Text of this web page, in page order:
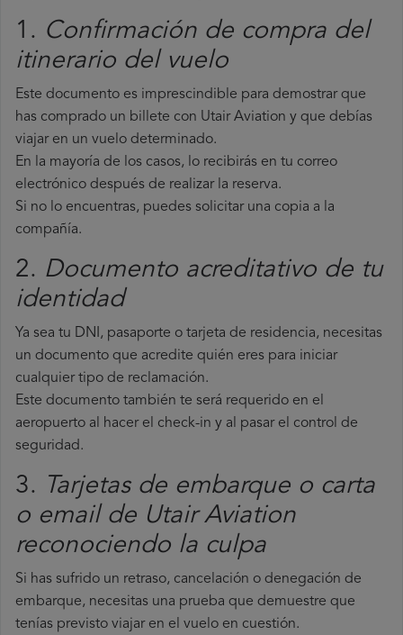
1. Confirmación de compra del
itinerario del vuelo
Este documento es imprescindible para demostrar que
has comprado un billete con Utair Aviation y que debías
viajar en un vuelo determinado.
En la mayoría de los casos, lo recibirás en tu correo
electrónico después de realizar la reserva.
Si no lo encuentras, puedes solicitar una copia a la
compañía.
2. Documento acreditativo de tu
identidad
Ya sea tu DNI, pasaporte o tarjeta de residencia, necesitas
un documento que acredite quién eres para iniciar
cualquier tipo de reclamación.
Este documento también te será requerido en el
aeropuerto al hacer el check-in y al pasar el control de
seguridad.
3.
Tarjetas de embarque o carta
o email de Utair Aviation
reconociendo la culpa
Si has sufrido un retraso, cancelación o denegación de
embarque, necesitas una prueba que demuestre que
tenías previsto viajar en el vuelo en cuestión.